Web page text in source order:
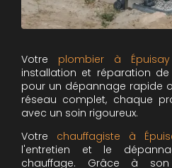
Votre plombier à Épuisay
installation et réparation
pour un dépannage rapide
réseau complet, chaque
avec un soin rigoureux.
Votre chauffagiste à
l'entretien et le
chauffage. Grâce à